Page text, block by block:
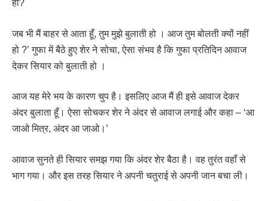
हो?
जब भी मैं बाहर से आता हूँ, तुम मुझे बुलाती हो । आज तुम बोलती क्यों नहीं
हो ?’ गुफा में बैठे हुए शेर ने सोचा, ऐसा संभव है कि गुफा प्रतिदिन आवाज
देकर सियार को बुलाती हो ।
आज यह मेरे भय के कारण चुप है। इसलिए आज मैं ही इसे आवाज देकर
अंदर बुलाता हूँ। ऐसा सोचकर शेर ने अंदर से आवाज लगाई और कहा – ‘आ
जाओ मित्र, अंदर आ जाओ।’
आवाज सुनते ही सियार समझ गया कि अंदर शेर बैठा है। वह तुरंत वहाँ से
भाग गया। और इस तरह सियार ने अपनी चतुराई से अपनी जान बचा ली।